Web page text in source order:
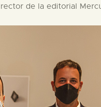
de la editorial